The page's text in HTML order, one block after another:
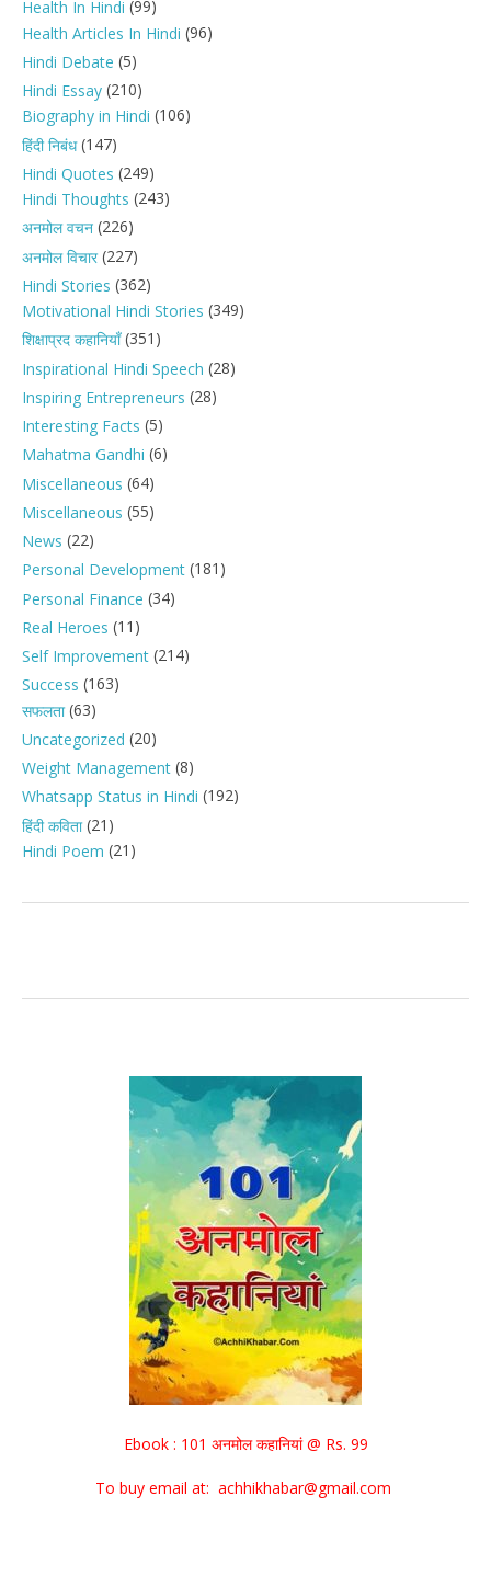
Health In Hindi (99)
Health Articles In Hindi (96)
Hindi Debate (5)
Hindi Essay (210)
Biography in Hindi (106)
हिंदी निबंध(147)
Hindi Quotes (249)
Hindi Thoughts (243)
अनमोल वचन (226)
अनमोल विचार(227)
Hindi Stories (362)
Motivational Hindi Stories (349)
शिक्षाप्रद कहानियाँ(351)
Inspirational Hindi Speech (28)
Inspiring Entrepreneurs (28)
Interesting Facts (5)
Mahatma Gandhi (6)
Miscellaneous (64)
Miscellaneous (55)
News (22)
Personal Development (181)
Personal Finance (34)
Real Heroes (11)
Self Improvement (214)
Success (163)
सफलता(63)
Uncategorized (20)
Weight Management (8)
Whatsapp Status in Hindi (192)
हिंदी कविता(21)
Hindi Poem (21)
Ebook : 101 अनमोल कहानियां @ Rs. 99
To buy email at: achhikhabar@gmail.com